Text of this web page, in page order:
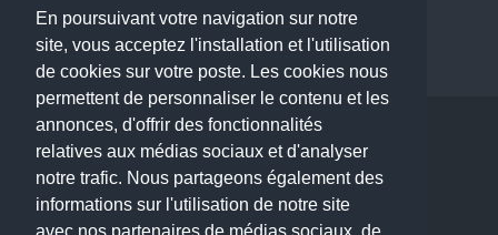
En poursuivant votre navigation sur notre
site, vous acceptez l'installation et l'utilisation
de cookies sur votre poste. Les cookies nous
permettent de personnaliser le contenu et les
annonces, d'offrir des fonctionnalités
relatives aux médias sociaux et d'analyser
notre trafic. Nous partageons également des
informations sur l'utilisation de notre site
Dentiste à Paris
Copyright © 2026 . All Rights Reserved.
choisirunmedecin@gmail.com
Nous contacter